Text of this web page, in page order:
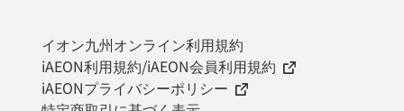
イオン九州オンライン利用規約
iAEON利用規約/iAEON会員利用規約
iAEONプライバシーポリシー